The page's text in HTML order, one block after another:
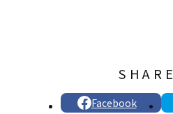
SHARE
Facebook